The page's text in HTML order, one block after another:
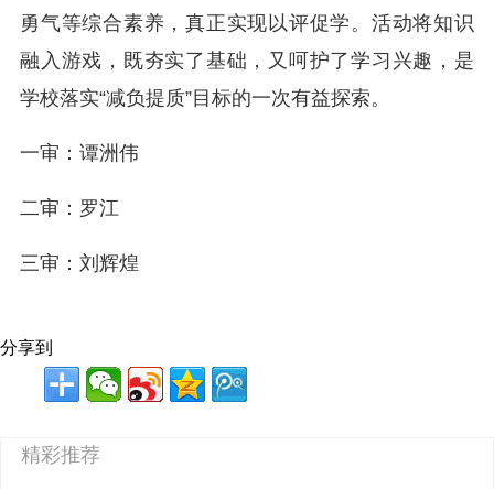
勇气等综合素养，真正实现以评促学。活动将知识
融入游戏，既夯实了基础，又呵护了学习兴趣，是
学校落实“减负提质”目标的一次有益探索。
一审：谭洲伟
二审：罗江
三审：刘辉煌
分享到
精彩推荐